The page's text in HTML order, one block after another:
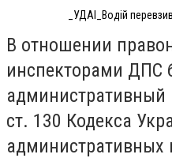
_УДАІ_Водій
В отношении
инспекторами ДПС
административный
ст. 130 Кодекса
административных